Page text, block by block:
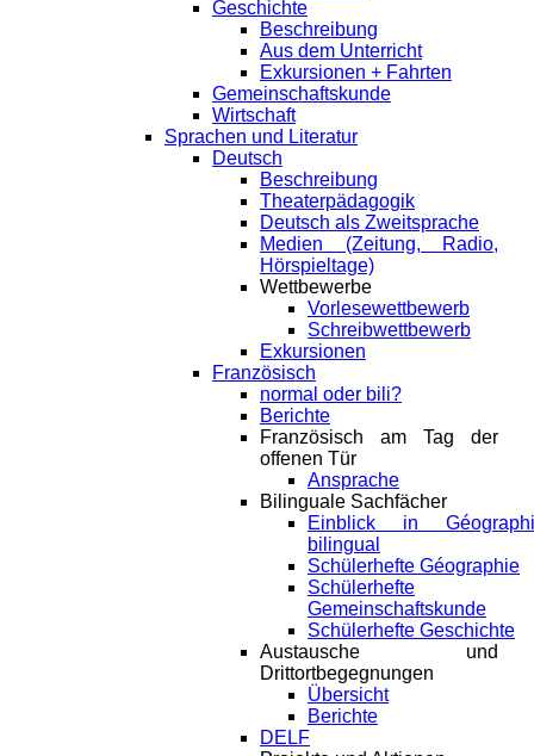
Geschichte
Beschreibung
Aus dem Unterricht
Exkursionen + Fahrten
Gemeinschaftskunde
Wirtschaft
Sprachen und Literatur
Deutsch
Beschreibung
Theaterpädagogik
Deutsch als Zweitsprache
Medien (Zeitung, Radio,
Hörspieltage)
Wettbewerbe
Vorlesewettbewerb
Schreibwettbewerb
Exkursionen
Französisch
normal oder bili?
Berichte
Französisch am Tag der
offenen Tür
Ansprache
Bilinguale Sachfächer
Einblick in
bilingual
Schülerhefte Géographie
Schülerhefte
Gemeinschaftskunde
Schülerhefte Geschichte
Austausche und
Drittortbegegnungen
Übersicht
Berichte
DELF